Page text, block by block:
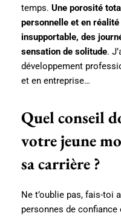
temps. Une porosité
personnelle et en
insupportable, des
sensation de solitude.
développement
et en entreprise…
Quel conseil
votre jeune
sa carrière ?
Ne t’oublie pas, fais-toi
personnes de